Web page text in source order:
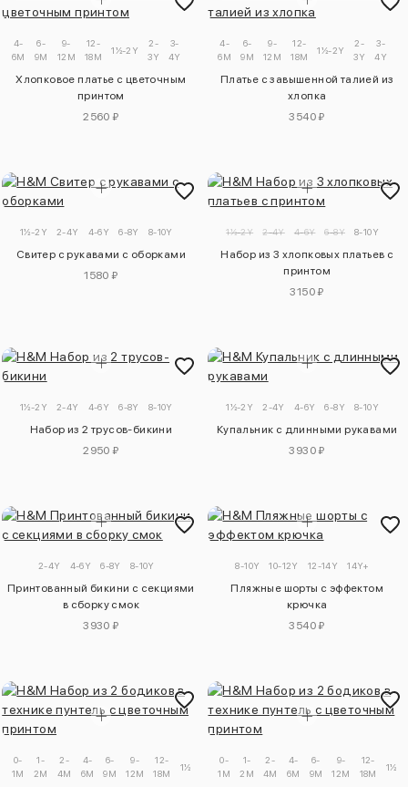
4-
6M
6-
9M
9-
12M
12-
18M
1½-2Y
2-
3Y
3-
4Y
Хлопковое платье с цветочным
принтом
2560 ₽
4-
6M
6-
9M
9-
12M
12-
18M
1½-2Y
2-
3Y
3-
4Y
Платье с завышенной талией из
хлопка
3540 ₽
1½-2Y 2-4Y 4-6Y 6-8Y 8-10Y
Свитер с рукавами с оборками
1580 ₽
1½-2Y 2-4Y 4-6Y 6-8Y 8-10Y
Набор из 3 хлопковых платьев с
принтом
3150 ₽
1½-2Y 2-4Y 4-6Y 6-8Y 8-10Y
Набор из 2 трусов-бикини
2950 ₽
1½-2Y 2-4Y 4-6Y 6-8Y 8-10Y
Купальник с длинными рукавами
3930 ₽
2-4Y 4-6Y 6-8Y 8-10Y
Принтованный бикини с секциями
в сборку смок
3930 ₽
8-10Y 10-12Y 12-14Y 14Y+
Пляжные шорты с эффектом
крючка
3540 ₽
0-
1M
1-
2M
2-
4M
4-
6M
6-
9M
9-
12M
12-
18M
1½-2Y
2-
3Y
3-
4Y
0-
1M
1-
2M
2-
4M
4-
6M
6-
9M
9-
12M
12-
18M
1½-